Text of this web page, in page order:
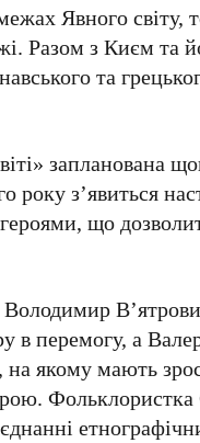
Явного світу,
Разом з Києм та
та
запланована
з’явиться
що
Володимир
в перемогу, а
якому мають
Фольклористка